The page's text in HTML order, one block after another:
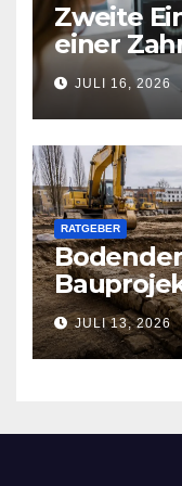
Zweite
einer
sich ein
kann
JULI 16, 2026
RATGEBER
Pflichten
Ablauf
JULI 13, 2026